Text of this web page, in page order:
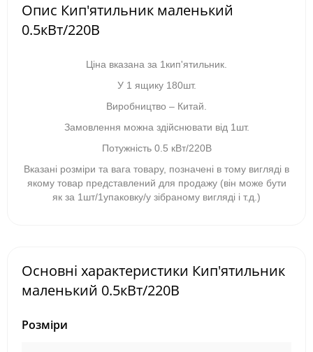
Опис Кип'ятильник маленький
0.5кВт/220В
Ціна вказана за 1кип'ятильник.
У 1 ящику 180шт.
Виробництво – Китай.
Замовлення можна здійснювати від 1шт.
Потужність 0.5 кВт/220В
Вказані розміри та вага товару, позначені в тому вигляді в
якому товар представлений для продажу (він може бути
як за 1шт/1упаковку/у зібраному вигляді і т.д.)
Основні характеристики Кип'ятильник
маленький 0.5кВт/220В
Розміри